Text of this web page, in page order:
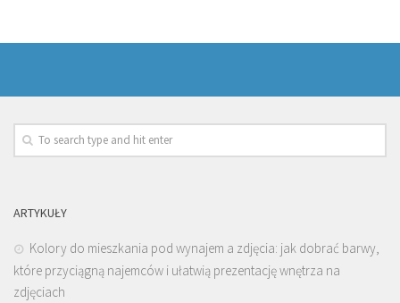
ARTYKUŁY
Kolory do mieszkania pod wynajem a zdjęcia: jak dobrać barwy,
które przyciągną najemców i ułatwią prezentację wnętrza na
zdjęciach